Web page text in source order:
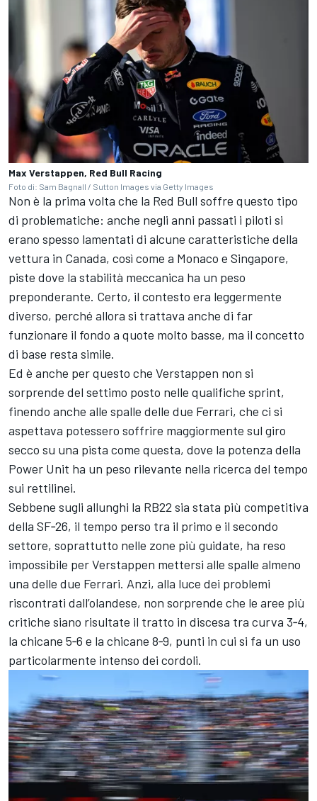
Max Verstappen, Red Bull Racing
Foto di: Sam Bagnall / Sutton Images via Getty Images
Non è la prima volta che la Red Bull soffre questo tipo
di problematiche: anche negli anni passati i piloti si
erano spesso lamentati di alcune caratteristiche della
vettura in Canada, così come a Monaco e Singapore,
piste dove la stabilità meccanica ha un peso
preponderante. Certo, il contesto era leggermente
diverso, perché allora si trattava anche di far
funzionare il fondo a quote molto basse, ma il concetto
di base resta simile.
Ed è anche per questo che Verstappen non si
sorprende del settimo posto nelle qualifiche sprint,
finendo anche alle spalle delle due Ferrari, che ci si
aspettava potessero soffrire maggiormente sul giro
secco su una pista come questa, dove la potenza della
Power Unit ha un peso rilevante nella ricerca del tempo
sui rettilinei.
Sebbene sugli allunghi la RB22 sia stata più competitiva
della SF‑26, il tempo perso tra il primo e il secondo
settore, soprattutto nelle zone più guidate, ha reso
impossibile per Verstappen mettersi alle spalle almeno
una delle due Ferrari. Anzi, alla luce dei problemi
riscontrati dall’olandese, non sorprende che le aree più
critiche siano risultate il tratto in discesa tra curva 3‑4,
la chicane 5‑6 e la chicane 8‑9, punti in cui si fa un uso
particolarmente intenso dei cordoli.